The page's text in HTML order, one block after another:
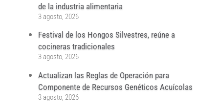
de la industria alimentaria
3 agosto, 2026
Festival de los Hongos Silvestres, reúne a
cocineras tradicionales
3 agosto, 2026
Actualizan las Reglas de Operación para
Componente de Recursos Genéticos Acuícolas
3 agosto, 2026